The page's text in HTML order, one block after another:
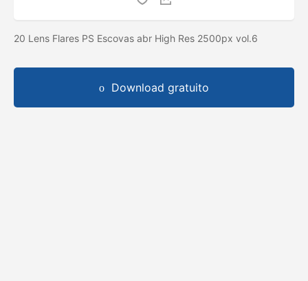
20 Lens Flares PS Escovas abr High Res 2500px vol.6
Download gratuito